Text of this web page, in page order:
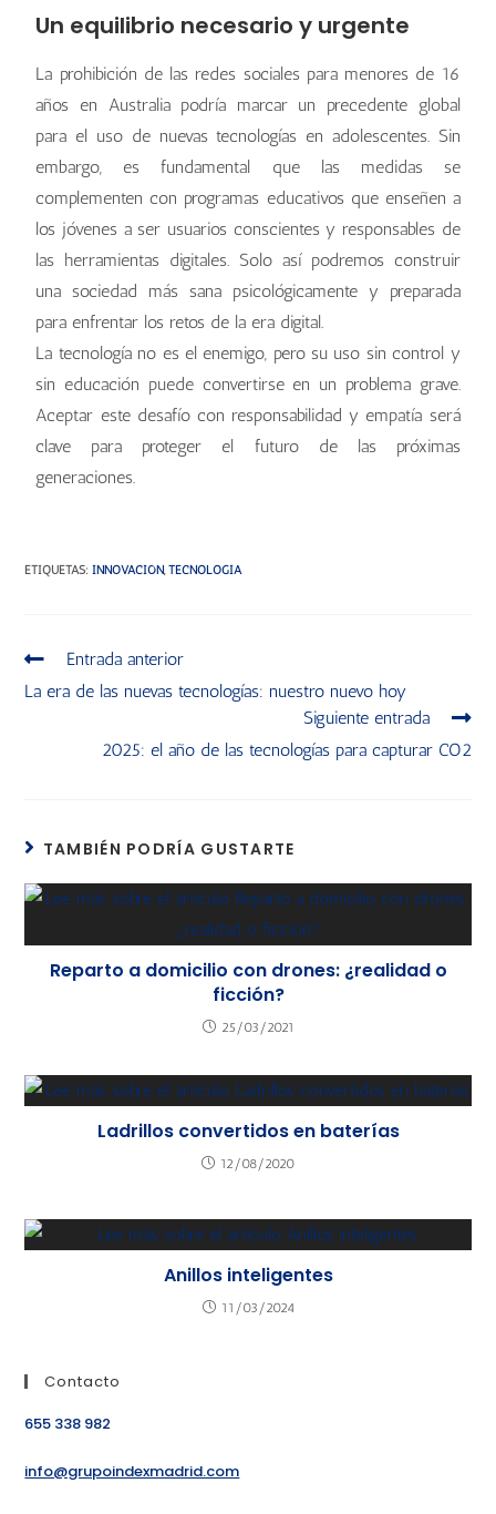
Un equilibrio necesario y urgente
La prohibición de las redes sociales para menores de 16
años en Australia podría marcar un precedente global
para el uso de nuevas tecnologías en adolescentes. Sin
embargo, es fundamental que las medidas se
complementen con programas educativos que enseñen a
los jóvenes a ser usuarios conscientes y responsables de
las herramientas digitales. Solo así podremos construir
una sociedad más sana psicológicamente y preparada
para enfrentar los retos de la era digital.
La tecnología no es el enemigo, pero su uso sin control y
sin educación puede convertirse en un problema grave.
Aceptar este desafío con responsabilidad y empatía será
clave para proteger el futuro de las próximas
generaciones.
ETIQUETAS:INNOVACIÓN, TECNOLOGÍA
Entrada anterior
La era de las nuevas tecnologías: nuestro nuevo hoy
Siguiente entrada
2025: el año de las tecnologías para capturar CO2
TAMBIÉN PODRÍA GUSTARTE
Reparto a domicilio con drones: ¿realidad o
ficción?
25/03/2021
Ladrillos convertidos en baterías
12/08/2020
Anillos inteligentes
11/03/2024
Contacto
655 338 982
info@grupoindexmadrid.com